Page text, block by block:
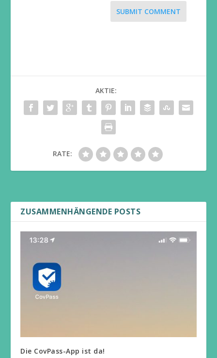
SUBMIT COMMENT
AKTIE:
RATE:
ZUSAMMENHÄNGENDE POSTS
Die CovPass-App ist da!